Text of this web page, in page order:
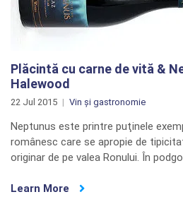
Plăcintă cu carne de vită &
Halewood
22 Jul 2015 Vin și gastronomie
Neptunus este printre puţinele
românesc care se apropie de
originar de pe valea Ronului. În
Learn More